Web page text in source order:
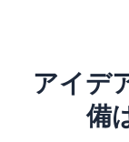
アイデ
備